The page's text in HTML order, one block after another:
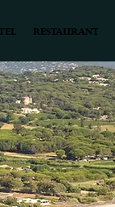
RESTAURANT